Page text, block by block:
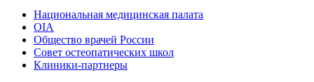
Национальная медицинская палата
OIA
Общество врачей России
Совет остеопатических школ
Клиники-партнеры